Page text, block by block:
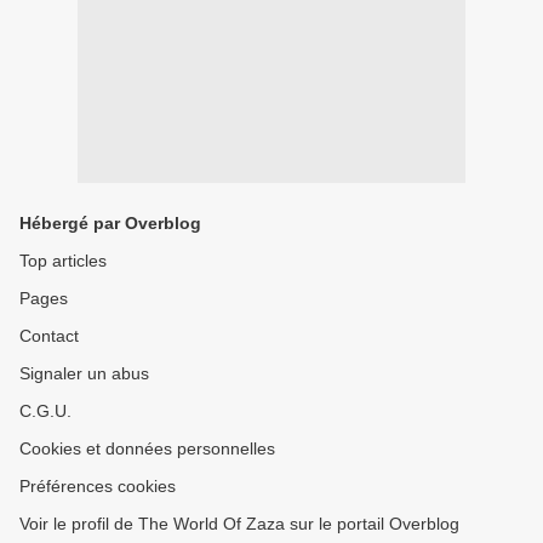
Hébergé par Overblog
Top articles
Pages
Contact
Signaler un abus
C.G.U.
Cookies et données personnelles
Préférences cookies
Voir le profil de The World Of Zaza sur le portail Overblog